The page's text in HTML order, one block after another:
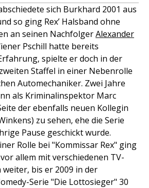
sich Burkhard 2001 aus
so ging Rex’ Halsband ohne
an seinen NachfolgerAlexander
Pschill hatte bereits
spielte er doch in der
Staffel in einer Nebenrolle
Automechaniker. Zwei Jahre
als Kriminalinspektor Marc
der ebenfalls neuen Kollegin
zu sehen, ehe die Serie
Pause geschickt wurde.
Rolle bei "Kommissar Rex" ging
allem mit verschiedenen TV-
weiter, bis er 2009 in der
Serie "Die Lottosieger" 30